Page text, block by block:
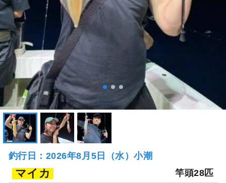
釣行日：2026年8月5日（水）小潮
マイカ 竿頭28匹